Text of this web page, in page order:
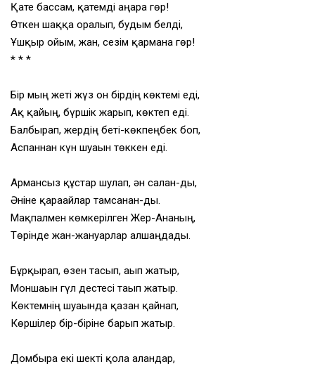
Қате бассам, қатемді аңғара гөр!
Өткен шаққа оралып, будым белді,
Ұшқыр ойым, жан, сезім қармана гөр!
* * *
Бір мың жеті жүз он бірдің көктемі еді,
Ақ қайың, бүршік жарып, көктеп еді.
Балбырап, жердің беті-көкпеңбек боп,
Аспаннан күн шуағын төккен еді.
Армансыз құстар шулап, ән салған-ды,
Әніне қарағайлар тамсанған-ды.
Мақпалмен көмкерілген Жер-Ананың,
Төрінде жан-жануарлар алшаңдады.
Бұрқырап, өзен тасып, ағып жатыр,
Моншағын гүл дестесі тағып жатыр.
Көктемнің шуағында қазан қайнап,
Көршілер бір-біріне барып жатыр.
Домбыра екі шекті қолға алғандар,